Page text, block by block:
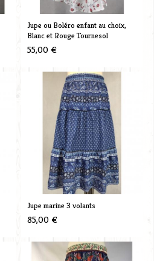
Jupe ou Boléro enfant au choix,
Blanc et Rouge Tournesol
55,00 €
Jupe marine 3 volants
85,00 €